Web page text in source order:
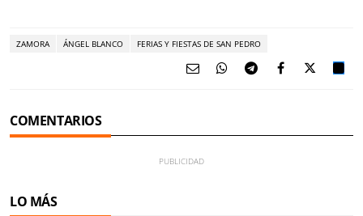
ZAMORA ÁNGEL BLANCO FERIAS Y FIESTAS DE SAN PEDRO
COMENTARIOS
LO MÁS